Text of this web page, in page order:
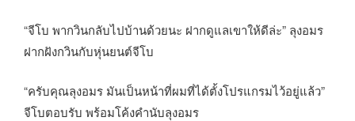
“จีโบ พากวินกลับไปบ้านด้วยนะ ฝากดูแลเขาให้ดีล่ะ” ลุงอมร
ฝากฝังกวินกับหุ่นยนต์จีโบ
“ครับคุณลุงอมร มันเป็นหน้าที่ผมที่ได้ตั้งโปรแกรมไว้อยู่แล้ว”
จีโบตอบรับ พร้อมโค้งคำนับลุงอมร